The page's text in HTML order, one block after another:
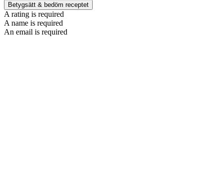
Betygsätt & bedöm receptet
A rating is required
A name is required
An email is required